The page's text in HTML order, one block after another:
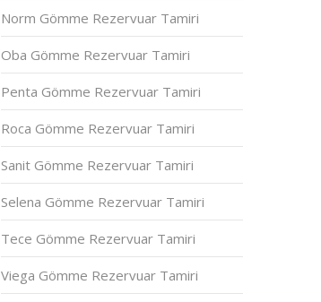
Norm Gömme Rezervuar Tamiri
Oba Gömme Rezervuar Tamiri
Penta Gömme Rezervuar Tamiri
Roca Gömme Rezervuar Tamiri
Sanit Gömme Rezervuar Tamiri
Selena Gömme Rezervuar Tamiri
Tece Gömme Rezervuar Tamiri
Viega Gömme Rezervuar Tamiri